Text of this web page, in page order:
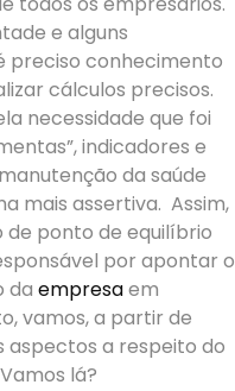
e alguns
preciso conhecimento
cálculos precisos.
necessidade que foi
indicadores e
da saúde
mais assertiva. Assim,
de ponto de equilíbrio
por apontar o
da empresaem
vamos, a partir de
aspectos a respeito do
Vamos lá?